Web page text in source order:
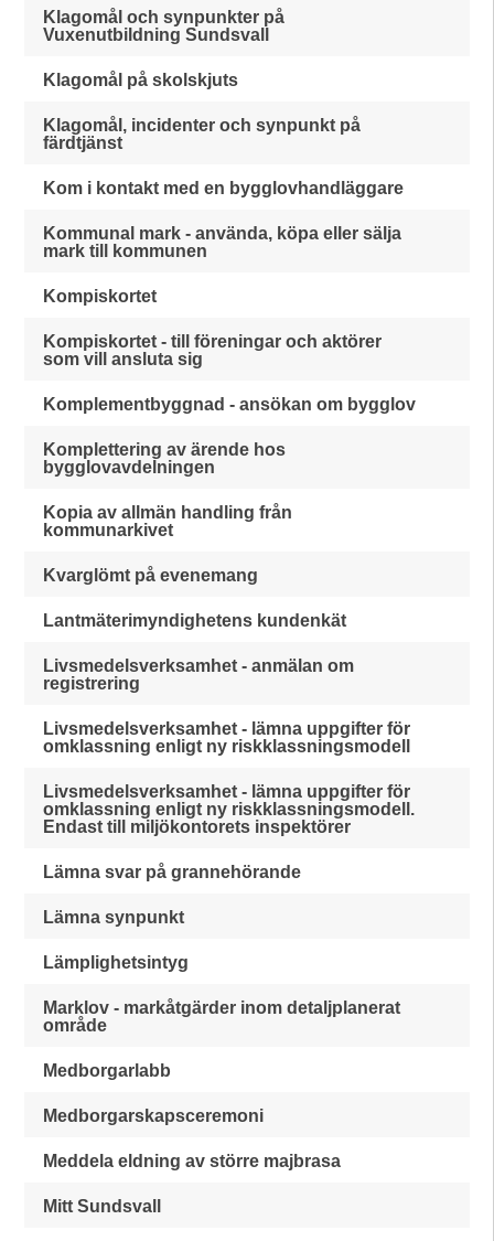
Klagomål och synpunkter på
Vuxenutbildning Sundsvall
Klagomål på skolskjuts
Klagomål, incidenter och synpunkt på
färdtjänst
Kom i kontakt med en bygglovhandläggare
Kommunal mark - använda, köpa eller sälja
mark till kommunen
Kompiskortet
Kompiskortet - till föreningar och aktörer
som vill ansluta sig
Komplementbyggnad - ansökan om bygglov
Komplettering av ärende hos
bygglovavdelningen
Kopia av allmän handling från
kommunarkivet
Kvarglömt på evenemang
Lantmäterimyndighetens kundenkät
Livsmedelsverksamhet - anmälan om
registrering
Livsmedelsverksamhet - lämna uppgifter för
omklassning enligt ny riskklassningsmodell
Livsmedelsverksamhet - lämna uppgifter för
omklassning enligt ny riskklassningsmodell.
Endast till miljökontorets inspektörer
Lämna svar på grannehörande
Lämna synpunkt
Lämplighetsintyg
Marklov - markåtgärder inom detaljplanerat
område
Medborgarlabb
Medborgarskapsceremoni
Meddela eldning av större majbrasa
Mitt Sundsvall